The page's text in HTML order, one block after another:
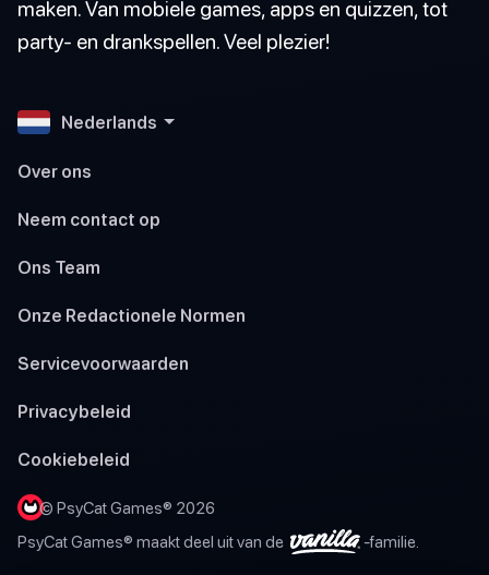
maken. Van mobiele games, apps en quizzen, tot
party- en drankspellen. Veel plezier!
Nederlands
Over ons
Neem contact op
Ons Team
Onze Redactionele Normen
Servicevoorwaarden
Privacybeleid
Cookiebeleid
© PsyCat Games® 2026
PsyCat Games® maakt deel uit van de
-familie.